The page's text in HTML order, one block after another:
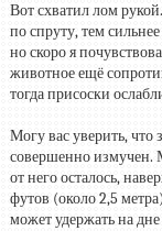
Вот схватил лом
по спруту, тем
но скоро я
животное ещё
тогда присоски
Могу вас уверить, что
совершенно измучен.
от него осталось,
футов (около 2,5
может удержать на